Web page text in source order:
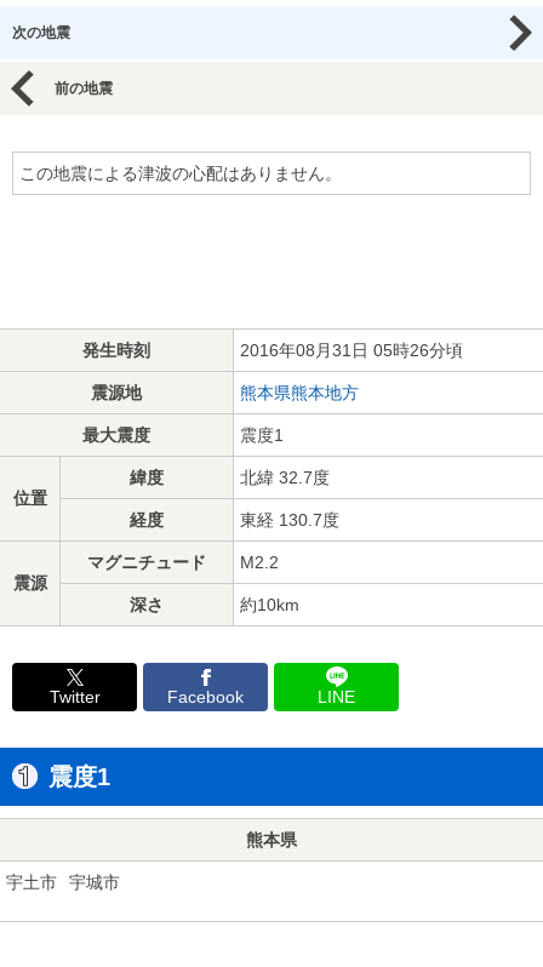
次の地震
前の地震
この地震による津波の心配はありません。
発生時刻 2016年08月31日 05時26分頃
震源地 熊本県熊本地方
最大震度 震度1
位置
緯度 北緯 32.7度
経度 東経 130.7度
震源
マグニチュード M2.2
深さ 約10km
Twitter Facebook LINE
震度1
熊本県
宇土市 宇城市